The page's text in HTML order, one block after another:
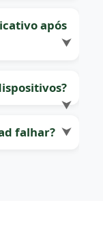
após
⮟
⮟
falhar? ⮟